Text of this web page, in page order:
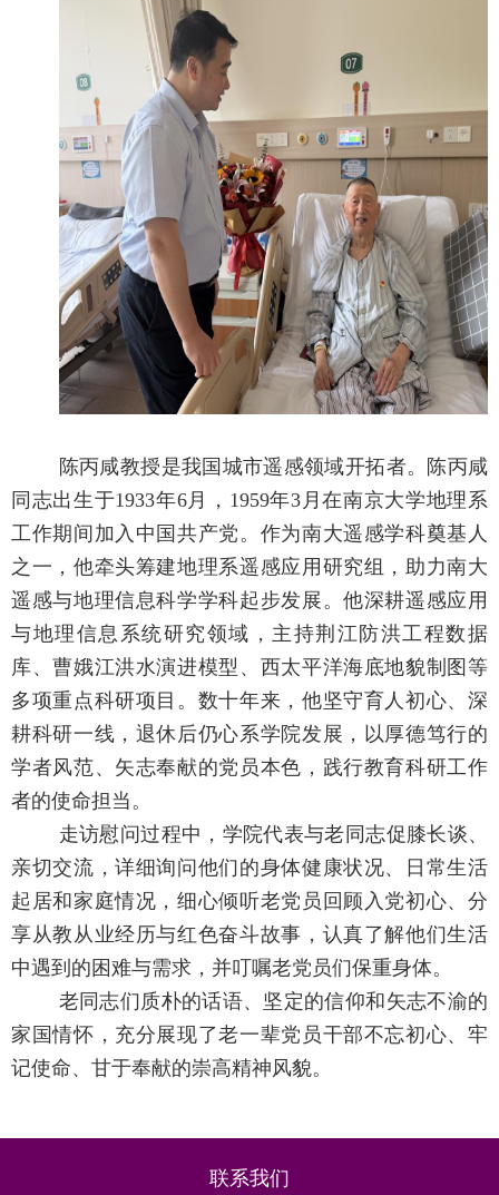
陈丙咸教授是我国城市遥感领域开拓者。陈丙咸
同志出生于1933年6月，1959年3月在南京大学地理系
工作期间加入中国共产党。作为南大遥感学科奠基人
之一，他牵头筹建地理系遥感应用研究组，助力南大
遥感与地理信息科学学科起步发展。他深耕遥感应用
与地理信息系统研究领域，主持荆江防洪工程数据
库、曹娥江洪水演进模型、西太平洋海底地貌制图等
多项重点科研项目。数十年来，他坚守育人初心、深
耕科研一线，退休后仍心系学院发展，以厚德笃行的
学者风范、矢志奉献的党员本色，践行教育科研工作
者的使命担当。
走访慰问过程中，学院代表与老同志促膝长谈、
亲切交流，详细询问他们的身体健康状况、日常生活
起居和家庭情况，细心倾听老党员回顾入党初心、分
享从教从业经历与红色奋斗故事，认真了解他们生活
中遇到的困难与需求，并叮嘱老党员们保重身体。
老同志们质朴的话语、坚定的信仰和矢志不渝的
家国情怀，充分展现了老一辈党员干部不忘初心、牢
记使命、甘于奉献的崇高精神风貌。
联系我们